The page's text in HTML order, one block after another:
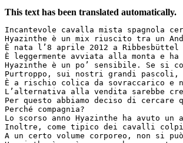
This text has been translated automatically.
Incantevole cavalla mista spagnola
Hyazinthe è un mix riuscito tra un
È nata l’8 aprile 2012 a
È leggermente avviata alla monta
Hyazinthe è un po’ sensibile. Se si
Purtroppo, sui nostri grandi
È a rischio colica da sovraccarico e
L’alternativa alla vendita sarebbe
Per questo abbiamo deciso di
Perché compagnia?
Lo scorso anno Hyazinthe ha avuto
Inoltre, come tipico dei cavalli
A un certo volume corporeo, non